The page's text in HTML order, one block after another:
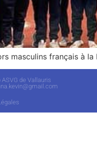
masculins français à la
de Vallauris